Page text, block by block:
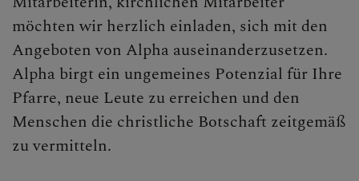
Kirchenbeitrag
Synodaler Prozess
Arbeitslosenfond
möchten wir herzlich einladen, sich mit den
Angeboten von Alpha auseinanderzusetzen.
Alpha birgt ein ungemeines Potenzial für Ihre
Pfarre, neue Leute zu erreichen und den
Menschen die christliche Botschaft zeitgemäß
zu vermitteln.